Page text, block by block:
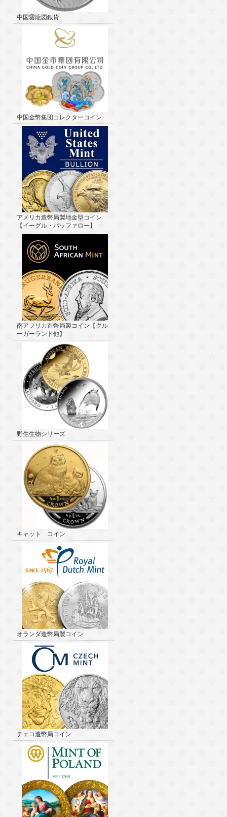
中国雲龍図銀貨
中国金幣集団コレクターコイン
アメリカ造幣局製地金型コイン
【イーグル・バッファロー】
南アフリカ造幣局製コイン【クル
ーガーランド他】
野生生物シリーズ
キャット コイン
オランダ造幣局製コイン
チェコ造幣局コイン